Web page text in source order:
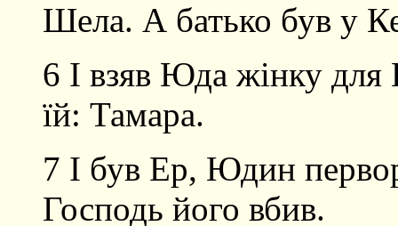
Шела. А батько був у
6 І взяв Юда жінку для
їй: Тамара.
7 І був Ер, Юдин
Господь його вбив.